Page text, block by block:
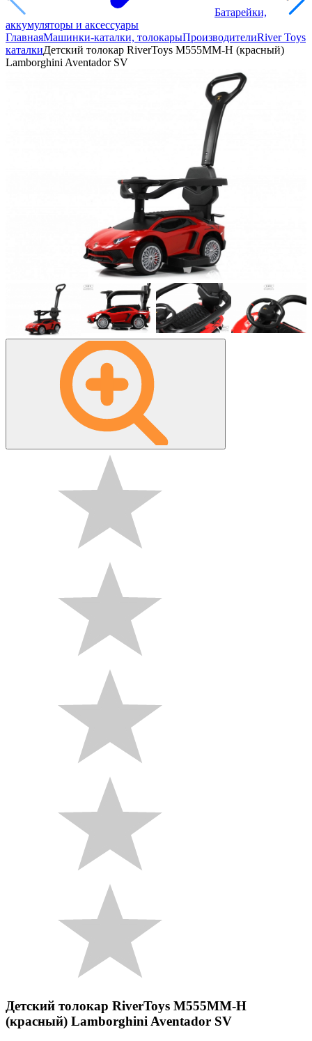
Батарейки,
аккумуляторы и аксессуары
ГлавнаяМашинки-каталки, толокарыПроизводителиRiver Toys
каталкиДетский толокар RiverToys M555MM-H (красный)
Lamborghini Aventador SV
Детский толокар RiverToys M555MM-H
(красный) Lamborghini Aventador SV